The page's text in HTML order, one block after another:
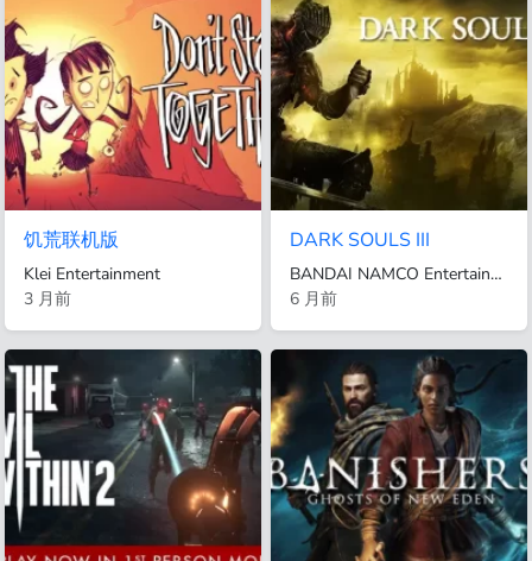
饥荒联机版
Klei Entertainment
3 月前
DARK SOULS III
BANDAI NAMCO Entertainment
6 月前